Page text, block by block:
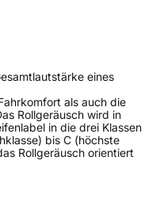
Road Cao County Heze
Province China,
eines
als auch die
Rollgeräusch wird in
in die drei Klassen
bis C (höchste
Rollgeräusch orientiert